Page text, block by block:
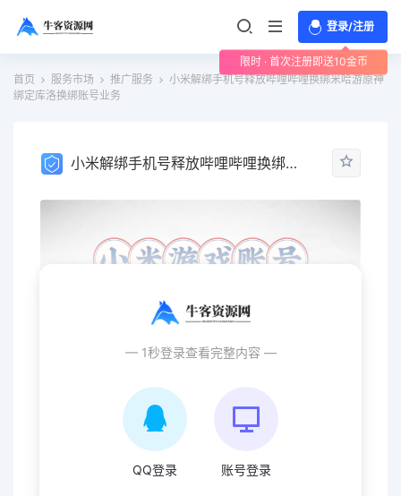
登录/注册
限时 · 首次注册即送10金币
首页 服务市场 推广服务
小米解绑手机号释放哔哩哔哩换绑米哈游原神
绑定库洛换绑账号业务
小米解绑手机号释放哔哩哔哩换绑米哈游原神绑定库洛换绑账号业务
— 1秒登录查看完整内容 —
QQ登录 账号登录